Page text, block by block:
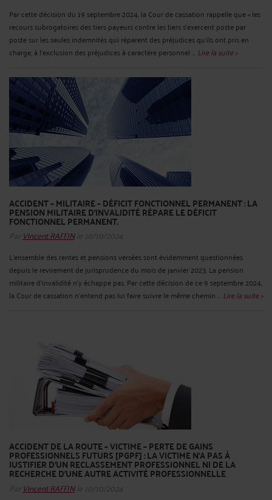
Par cette décision du 19 septembre 2024, la Cour de cassation rappelle que « les
recours subrogatoires des tiers payeurs contre les tiers s'exercent poste par
poste sur les seules indemnités qui réparent des préjudices qu'ils ont pris en
charge, à l'exclusion des préjudices à caractère personnel ... Lire la suite >
ACCIDENT – MILITAIRE – DÉFICIT FONCTIONNEL PERMANENT : LA
PENSION MILITAIRE D'INVALIDITÉ RÉPARE LE DÉFICIT
FONCTIONNEL PERMANENT.
Par Vincent RAFFINle 10/10/2024
L'ensemble des rentes et pensions versées sont évidemment questionnées
depuis le revirement de jurisprudence du mois de janvier 2023. La pension
militaire d'invalidité n’y échappe pas. Par cette décision de ce 9 septembre 2024,
la Cour de cassation n'entend pas lui faire suivre le même chemin ... Lire la suite >
ACCIDENT DE LA ROUTE – VICTIME – PERTE DE GAINS
PROFESSIONNELS FUTURS [PGPF] : LA VICTIME N'A PAS À
JUSTIFIER D'UN RECLASSEMENT PROFESSIONNEL NI DE LA
RECHERCHE D'UNE AUTRE ACTIVITÉ PROFESSIONNELLE
Par Vincent RAFFINle 10/10/2024